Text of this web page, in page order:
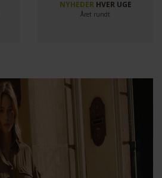
NYHEDERHVER UGE
Året rundt